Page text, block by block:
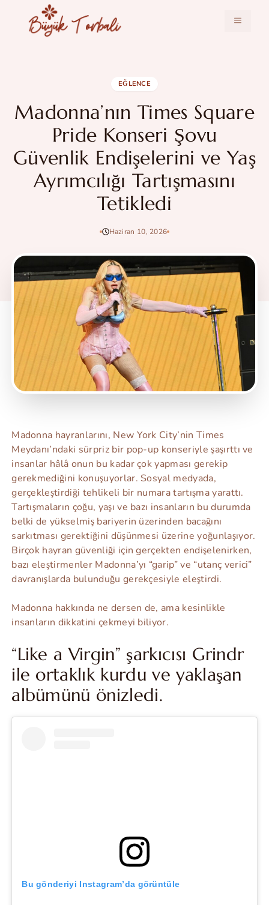
MENÜ
EĞLENCE
Madonna’nın Times Square
Pride Konseri Şovu
Güvenlik Endişelerini ve Yaş
Ayrımcılığı Tartışmasını
Tetikledi
Haziran 10, 2026
Madonna hayranlarını, New York City’nin Times
Meydanı’ndaki sürpriz bir pop-up konseriyle şaşırttı ve
insanlar hâlâ onun bu kadar çok yapması gerekip
gerekmediğini konuşuyorlar. Sosyal medyada,
gerçekleştirdiği tehlikeli bir numara tartışma yarattı.
Tartışmaların çoğu, yaşı ve bazı insanların bu durumda
belki de yükselmiş bariyerin üzerinden bacağını
sarkıtması gerektiğini düşünmesi üzerine yoğunlaşıyor.
Birçok hayran güvenliği için gerçekten endişelenirken,
bazı eleştirmenler Madonna’yı “garip” ve “utanç verici”
davranışlarda bulunduğu gerekçesiyle eleştirdi.
Madonna hakkında ne dersen de, ama kesinlikle
insanların dikkatini çekmeyi biliyor.
“Like a Virgin” şarkıcısı Grindr
ile ortaklık kurdu ve yaklaşan
albümünü önizledi.
Bu gönderiyi Instagram’da görüntüle